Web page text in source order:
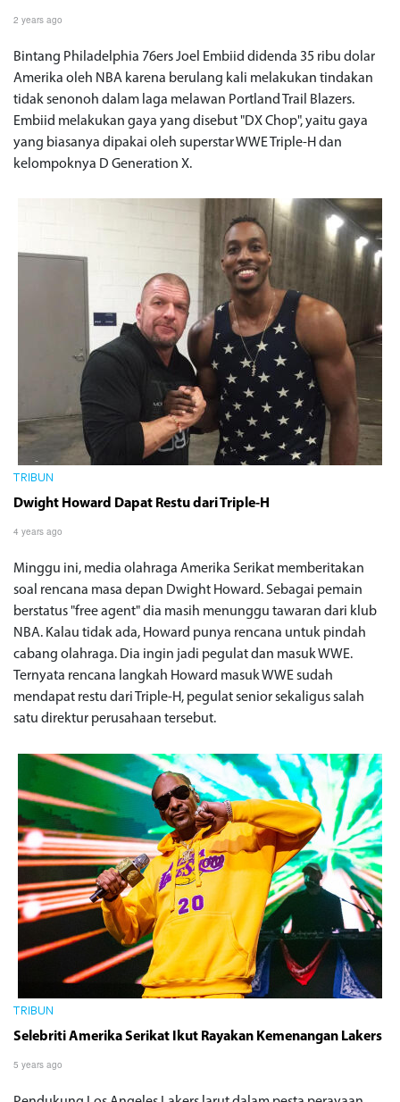
2 years ago
Bintang Philadelphia 76ers Joel Embiid didenda 35 ribu dolar
Amerika oleh NBA karena berulang kali melakukan tindakan
tidak senonoh dalam laga melawan Portland Trail Blazers.
Embiid melakukan gaya yang disebut "DX Chop", yaitu gaya
yang biasanya dipakai oleh superstar WWE Triple-H dan
kelompoknya D Generation X.
TRIBUN
Dwight Howard Dapat Restu dari Triple-H
4 years ago
Minggu ini, media olahraga Amerika Serikat memberitakan
soal rencana masa depan Dwight Howard. Sebagai pemain
berstatus "free agent" dia masih menunggu tawaran dari klub
NBA. Kalau tidak ada, Howard punya rencana untuk pindah
cabang olahraga. Dia ingin jadi pegulat dan masuk WWE.
Ternyata rencana langkah Howard masuk WWE sudah
mendapat restu dari Triple-H, pegulat senior sekaligus salah
satu direktur perusahaan tersebut.
TRIBUN
Selebriti Amerika Serikat Ikut Rayakan Kemenangan Lakers
5 years ago